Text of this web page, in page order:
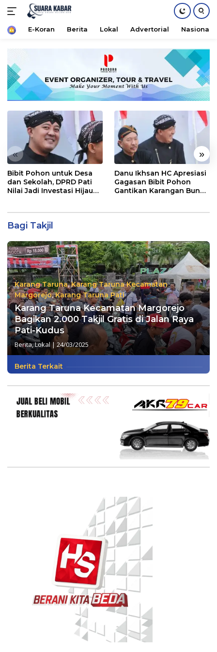
konten
HomeE-Koran Berita Lokal Advertorial Nasional
« »
Bibit Pohon untuk Desa
dan Sekolah, DPRD Pati
Nilai Jadi Investasi Hijau
Danu Ikhsan HC Apresiasi
Gagasan Bibit Pohon
Gantikan Karangan Bunga
Bagi Takjil
Karang Taruna,Karang Taruna Kecamatan
Margorejo,Karang Taruna Pati
Karang Taruna Kecamatan Margorejo
Bagikan 2.000 Takjil Gratis di Jalan Raya
Pati-Kudus
Berita,Lokal| 24/03/2025
Berita Terkait